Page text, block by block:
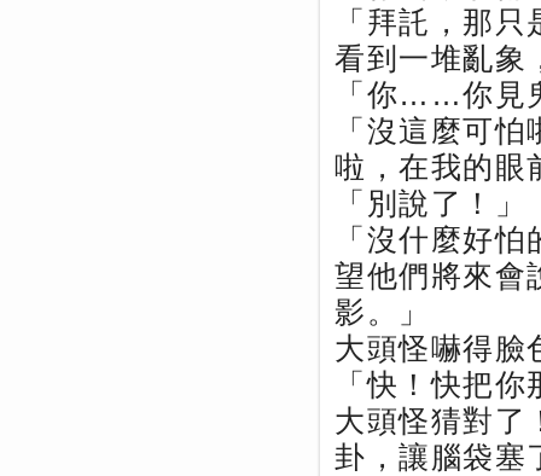
「拜託，那
看到一堆亂象
「你……你見
「沒這麼可
啦，在我的眼
「別說了！」
「沒什麼好
望他們將來會
影。」
大頭怪嚇得臉
「快！快把
大頭怪猜對了
卦，讓腦袋塞